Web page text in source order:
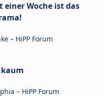
einer Woche ist das
– HiPP Forum
kaum
– HiPP Forum